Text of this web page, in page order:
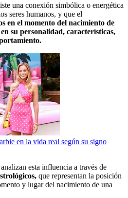
una conexión simbólica o energética
seres humanos, y que el
en el momento del nacimiento de
su personalidad, características,
en la vida real según su signo
esta influencia a través de
que representan la posición
y lugar del nacimiento de una